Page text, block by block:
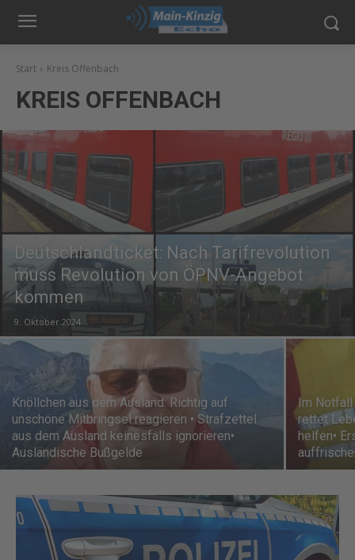
Start Kreis Offenbach
KREIS OFFENBACH
Deutschlandticket: Nach Tarifrevolution
muss Revolution von ÖPNV-Angebot
kommen
9. Oktober 2024
Knöllchen aus dem Ausland: Richtig auf
unschöne Mitbringsel reagieren • Strafzettel
aus dem Ausland keinesfalls ignorieren•
Ausländische Bußgelde
Im
rettet
helfen•